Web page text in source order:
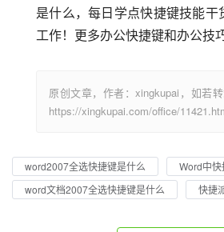
是什么，每日学点快捷键技能
工作！更多办公快捷键和办公技
原创文章，作者：xingkupai，如若转
https://xingkupai.com/office/
word2007全选快捷键是什么
Word中快
word文档2007全选快捷键是什么
快捷